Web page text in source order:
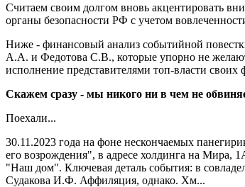
Считаем своим долгом вновь акцентировать
органы безопасности РФ с учетом
Ниже - финансовый анализ событийной
А.А. и Федотова С.В., которые упорно не желают
исполнение представителями топ-власти
Скажем сразу - мы никого ни в чем не
Поехали...
30.11.2023 года на фоне нескончаемых
его возрождения", в адресе холдинга на
"Наш дом". Ключевая деталь события: в
Судакова И.Ф. Аффиляция, однако. Хм...